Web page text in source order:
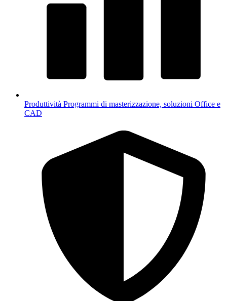
Produttività Programmi di masterizzazione, soluzioni Office e
CAD